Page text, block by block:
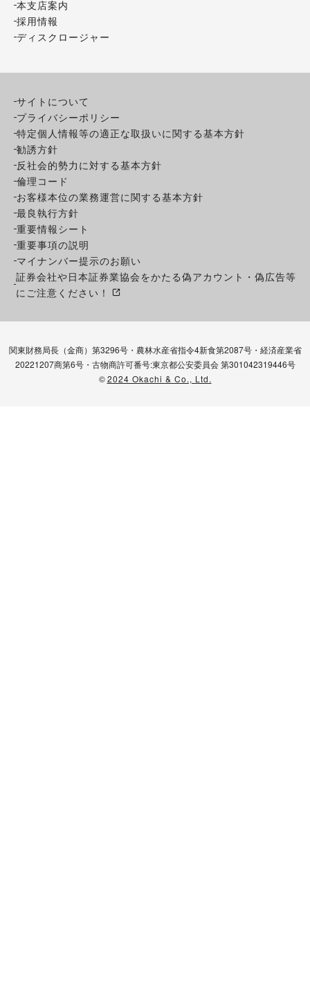
本支店案内
採用情報
ディスクロージャー
サイトについて
プライバシーポリシー
特定個人情報等の適正な取扱いに関する基本方針
勧誘方針
反社会的勢力に対する基本方針
倫理コード
お客様本位の業務運営に関する基本方針
最良執行方針
重要情報シート
重要事項の説明
マイナンバー提示のお願い
証券会社や日本証券業協会をかたる偽アカウント・偽広告等
にご注意ください！
関東財務局長（金商）第3296号・農林水産省指令4新食第2087号・経済産業省
20221207商第6号・古物商許可番号:東京都公安委員会 第301042319446号
©2024 Okachi & Co., Ltd.